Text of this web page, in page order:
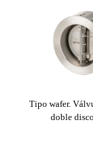
Tipo wafer.
doble